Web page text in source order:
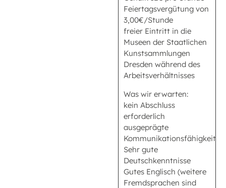
Feiertagsvergütung von
3,00€/Stunde
freier Eintritt in die
Museen der Staatlichen
Kunstsammlungen
Dresden während des
Arbeitsverhältnisses
Was wir erwarten:
kein Abschluss
erforderlich
ausgeprägte
Kommunikationsfähigkeit
Sehr gute
Deutschkenntnisse
Gutes Englisch (weitere
Fremdsprachen sind